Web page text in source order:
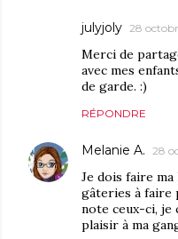
julyjoly 28
Merci de
avec mes
de garde. :)
RÉPONDRE
Melanie A. 28
Je dois faire
gâteries à faire
note ceux-ci, je
plaisir à ma